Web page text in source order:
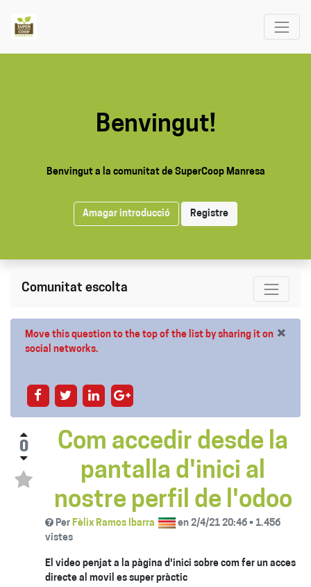
Benvingut!
Benvingut a la comunitat de SuperCoop Manresa
Amagar introducció Registre
Comunitat escolta
×
Move this question to the top of the list by sharing it on
social networks.
0
Com accedir desde la
pantalla d'inici al
nostre perfil de l'odoo
Per Fèlix Ramos Ibarra en2/4/21 20:46 •1.456
vistes
El video penjat a la pàgina d'inici sobre com fer un acces
directe al movil es super pràctic